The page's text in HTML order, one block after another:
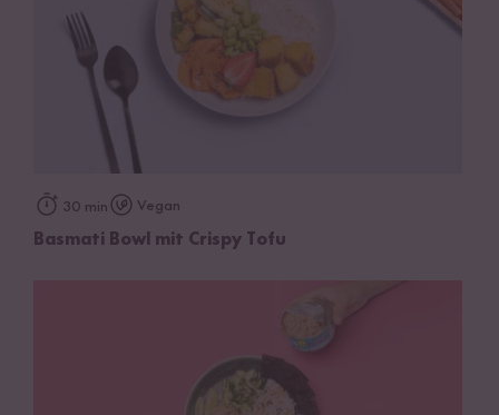
30 min Vegan
Basmati Bowl mit Crispy Tofu